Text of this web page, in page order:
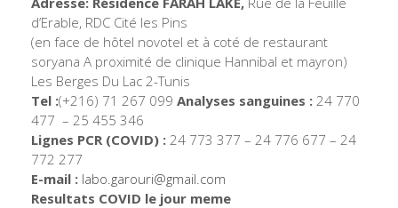
d’Erable, RDC Cité les Pins
(en face de hôtel novotel et à coté de restaurant
soryana A proximité de clinique Hannibal et mayron)
Les Berges Du Lac 2-Tunis
Tel :(+216) 71 267 099 Analyses sanguines : 24 770
477 – 25 455 346
Lignes PCR (COVID) : 24 773 377 – 24 776 677 – 24
772 277
E-mail : labo.garouri@gmail.com
Resultats COVID le jour meme